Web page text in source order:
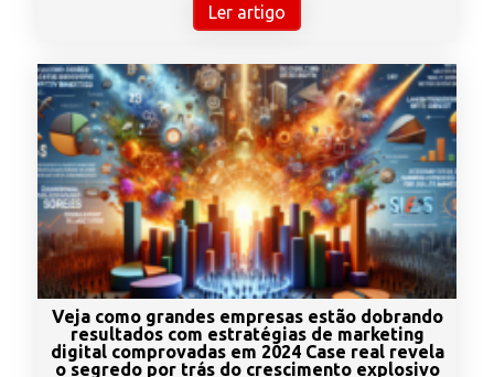
Ler artigo
Veja como grandes empresas estão dobrando
resultados com estratégias de marketing
digital comprovadas em 2024 Case real revela
o segredo por trás do crescimento explosivo